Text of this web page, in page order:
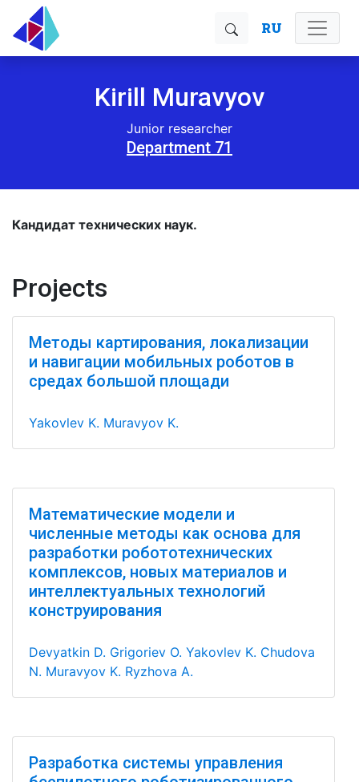
RU
Kirill Muravyov
Junior researcher
Department 71
Кандидат технических наук.
Projects
Методы картирования, локализации
и навигации мобильных роботов в
средах большой площади
Yakovlev K. Muravyov K.
Математические модели и
численные методы как основа для
разработки робототехнических
комплексов, новых материалов и
интеллектуальных технологий
конструирования
Devyatkin D. Grigoriev O. Yakovlev K. Chudova
N. Muravyov K. Ryzhova A.
Разработка системы управления